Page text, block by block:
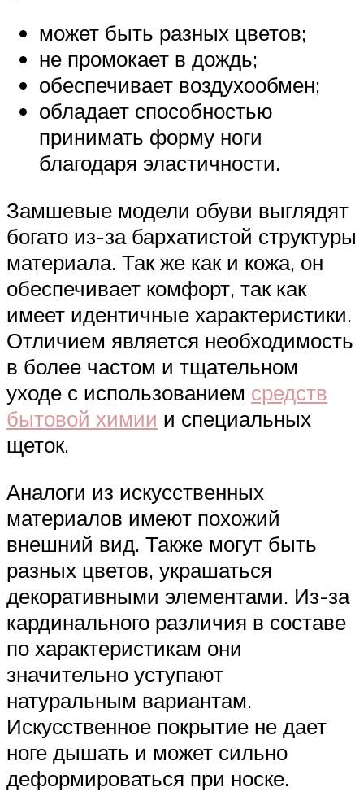
может быть разных цветов;
не промокает в дождь;
обеспечивает воздухообмен;
обладает способностью
принимать форму ноги
благодаря эластичности.
Замшевые модели обуви выглядят
богато из-за бархатистой структуры
материала. Так же как и кожа, он
обеспечивает комфорт, так как
имеет идентичные характеристики.
Отличием является необходимость
в более частом и тщательном
уходе с использованием средств
бытовой химии и специальных
щеток.
Аналоги из искусственных
материалов имеют похожий
внешний вид. Также могут быть
разных цветов, украшаться
декоративными элементами. Из-за
кардинального различия в составе
по характеристикам они
значительно уступают
натуральным вариантам.
Искусственное покрытие не дает
ноге дышать и может сильно
деформироваться при носке.